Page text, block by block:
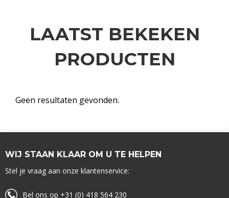
LAATST BEKEKEN
PRODUCTEN
Geen resultaten gevonden.
WIJ STAAN KLAAR OM U TE HELPEN
Stel je vraag aan onze klantenservice:
Bel ons op +31 (0) 418 564 230